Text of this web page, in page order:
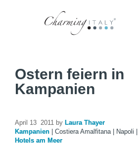
Ostern feiern in
Kampanien
April 13 2011 by Laura Thayer
Kampanien
Costiera Amalfitana Napoli
Hotels am Meer